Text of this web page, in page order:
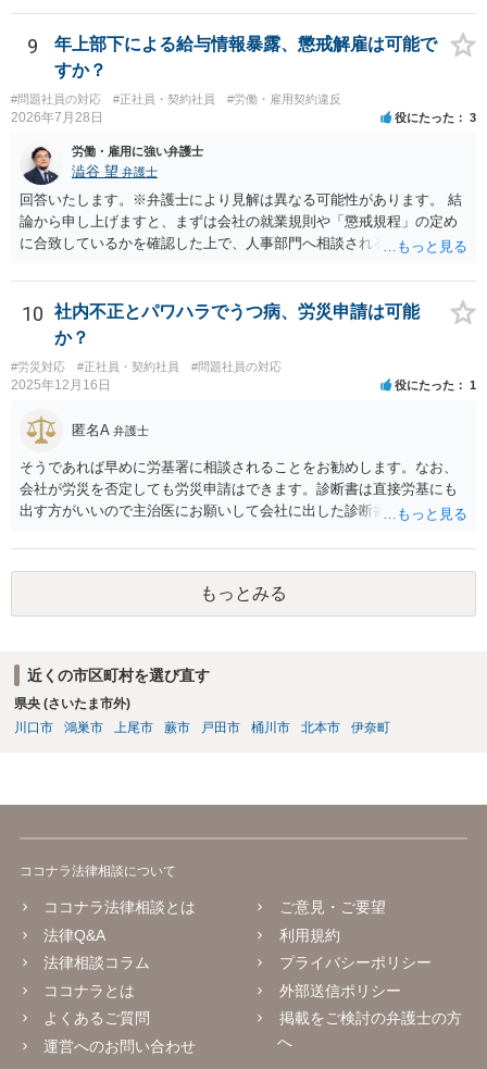
9
年上部下による給与情報暴露、懲戒解雇は可能で
すか？
#問題社員の対応 #正社員・契約社員 #労働・雇用契約違反
2026年7月28日 役にたった 3
労働・雇用に強い弁護士
澁谷 望 弁護士
回答いたします。※弁護士により見解は異なる可能性があります。 結
論から申し上げますと、まずは会社の就業規則や「懲戒規程」の定め
に合致しているかを確認した上で、人事部門へ相談されることが最優
ものの、重い懲戒処分の対象には十分なり得ます。 名誉や評価の回復
については、会社側に「部下の不正行為による情報漏洩」と正式に認
定させ、誤認した他部署への適切なフォローや周知を求めるのが有効
です。 あるいは、懲戒があったことを社内で周知される手続があるの
ならば、それにより軽微ながら回復はできるかもしれません。 さらに
個人としても、相手に対してプライバシー侵害等に基づく損害賠償
（慰謝料）を請求する選択肢がありえます（ただし、金額は多額にな
らない可能性があります。）。
10
社内不正とパワハラでうつ病、労災申請は可能
か？
#労災対応 #正社員・契約社員 #問題社員の対応
2025年12月16日 役にたった 1
匿名A 弁護士
そうであれば早めに労基署に相談されることをお勧めします。なお、
会社が労災を否定しても労災申請はできます。診断書は直接労基にも
出す方がいいので主治医にお願いして会社に出した診断書の写しをも
もっとみる
近くの市区町村を選び直す
県央 (さいたま市外)
川口市
鴻巣市 上尾市 蕨市 戸田市 桶川市 北本市 伊奈町
ココナラ法律相談について
ココナラ法律相談とは
法律Q&A
法律相談コラム
ココナラとは
よくあるご質問
運営へのお問い合わせ
ご意見・ご要望
利用規約
プライバシーポリシー
外部送信ポリシー
掲載をご検討の弁護士の方
へ